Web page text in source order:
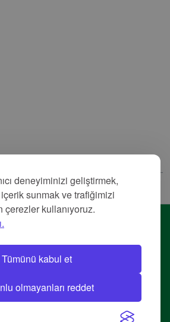
deneyiminizi geliştirmek,
sunmak ve trafiğimizi
kullanıyoruz.
Tümünü kabul et
olmayanları reddet
2026 AtlasBig.com